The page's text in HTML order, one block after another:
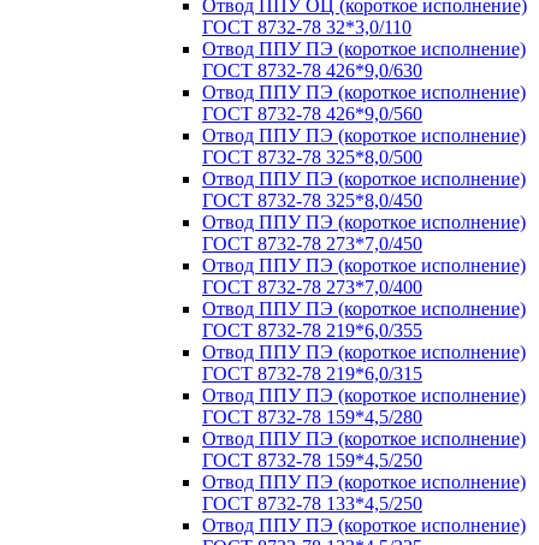
Отвод ППУ ОЦ (короткое исполнение)
ГОСТ 8732-78 32*3,0/110
Отвод ППУ ПЭ (короткое исполнение)
ГОСТ 8732-78 426*9,0/630
Отвод ППУ ПЭ (короткое исполнение)
ГОСТ 8732-78 426*9,0/560
Отвод ППУ ПЭ (короткое исполнение)
ГОСТ 8732-78 325*8,0/500
Отвод ППУ ПЭ (короткое исполнение)
ГОСТ 8732-78 325*8,0/450
Отвод ППУ ПЭ (короткое исполнение)
ГОСТ 8732-78 273*7,0/450
Отвод ППУ ПЭ (короткое исполнение)
ГОСТ 8732-78 273*7,0/400
Отвод ППУ ПЭ (короткое исполнение)
ГОСТ 8732-78 219*6,0/355
Отвод ППУ ПЭ (короткое исполнение)
ГОСТ 8732-78 219*6,0/315
Отвод ППУ ПЭ (короткое исполнение)
ГОСТ 8732-78 159*4,5/280
Отвод ППУ ПЭ (короткое исполнение)
ГОСТ 8732-78 159*4,5/250
Отвод ППУ ПЭ (короткое исполнение)
ГОСТ 8732-78 133*4,5/250
Отвод ППУ ПЭ (короткое исполнение)